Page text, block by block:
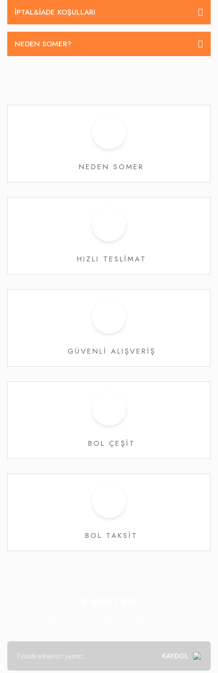
İPTAL&IADE KOŞULLARI
NEDEN SOMER?
NEDEN SOMER
HIZLI TESLİMAT
GÜVENLİ ALIŞVERİŞ
BOL ÇEŞİT
BOL TAKSİT
KAYDOL